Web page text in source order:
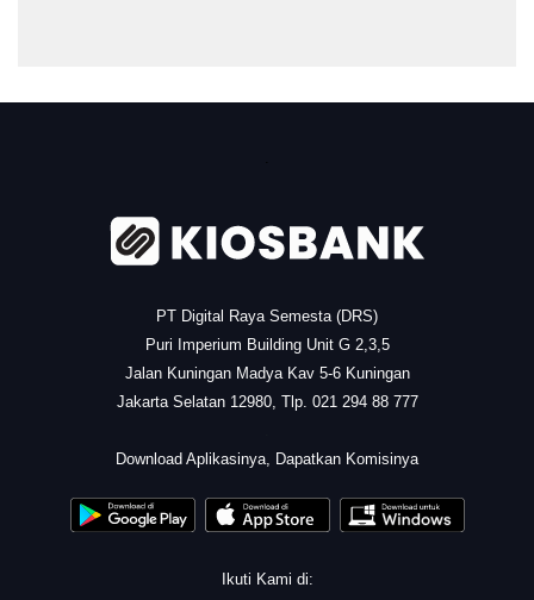
PT Digital Raya Semesta (DRS)
Puri Imperium Building Unit G 2,3,5
Jalan Kuningan Madya Kav 5-6 Kuningan
Jakarta Selatan 12980, Tlp. 021 294 88 777
Download Aplikasinya, Dapatkan Komisinya
Ikuti Kami di: